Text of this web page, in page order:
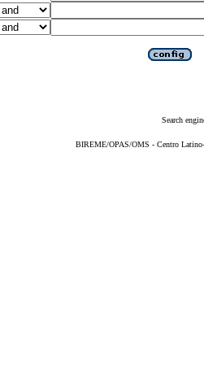
Search
BIREME/OPAS/OMS - Centro Latino-